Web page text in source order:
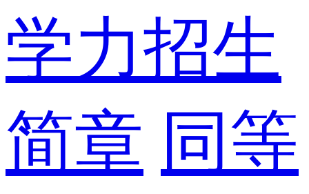
学力招生
简章 同等